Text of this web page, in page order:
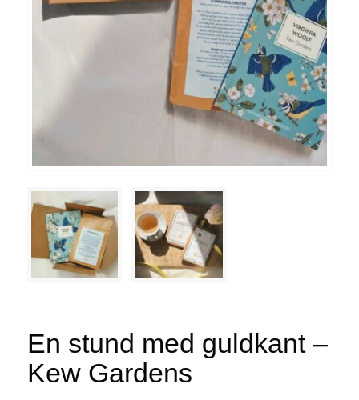
En stund med guldkant –
Kew Gardens